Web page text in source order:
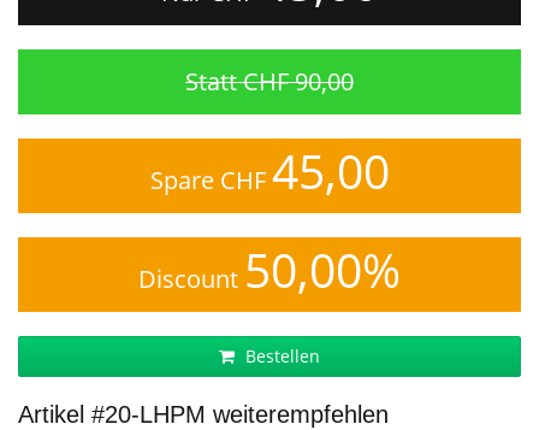
Statt CHF 90,00
Spare CHF45,00
Discount 50,00%
Bestellen
Artikel #20-LHPM weiterempfehlen